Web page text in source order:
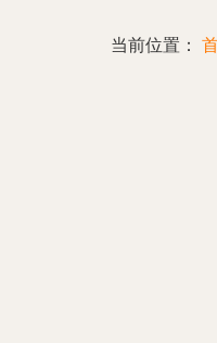
当前位置：